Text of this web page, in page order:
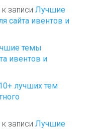
к записи Лучшие
сайта ивентов и
темы
ивентов и
лучших тем
к записи Лучшие